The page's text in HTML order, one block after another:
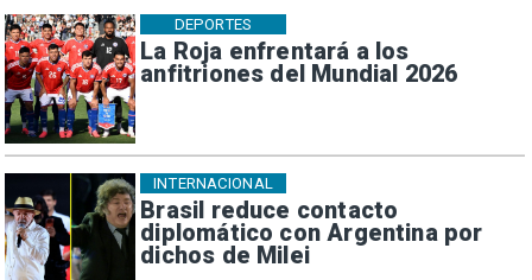
La Roja enfrentará a los
anfitriones del Mundial 2026
DEPORTES
Brasil reduce contacto
diplomático con Argentina por
dichos de Milei
INTERNACIONAL